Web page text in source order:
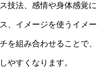
技法、感情や身体感覚に
、イメージを使うイメー
を組み合わせることで、
やすくなります。